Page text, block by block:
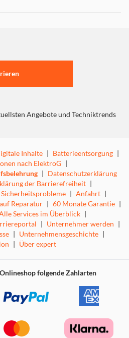
Angebote und Techniktrends
Inhalte | Batterieentsorgung |
nach ElektroG |
| Datenschutzerklärung
der Barrierefreiheit |
Sicherheitsprobleme | Anfahrt |
Reparatur | 60 Monate Garantie |
Services im Überblick |
| Unternehmer werden |
| Unternehmensgeschichte |
| Über expert
folgende Zahlarten